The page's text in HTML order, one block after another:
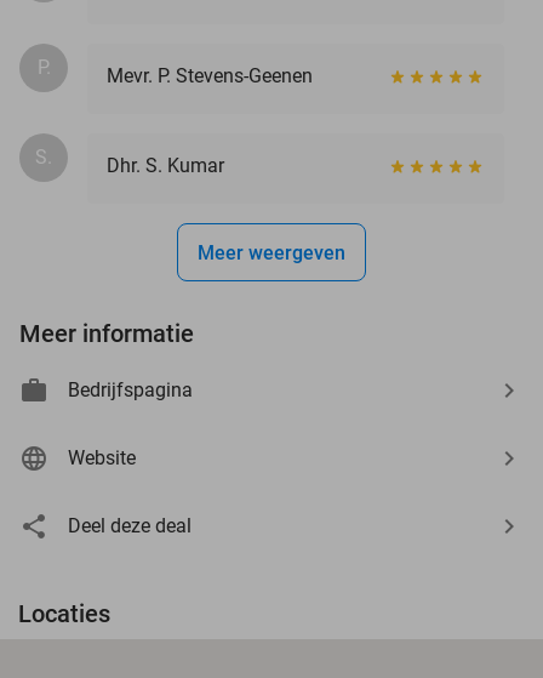
P. Mevr. P. Stevens-Geenen
S. Dhr. S. Kumar
Meer weergeven
Meer informatie
Bedrijfspagina
Website
Deel deze deal
Locaties